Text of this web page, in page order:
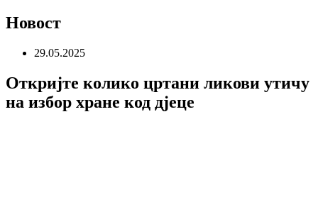
Новост
29.05.2025
Откријте колико цртани ликови утичу
на избор хране код дјеце